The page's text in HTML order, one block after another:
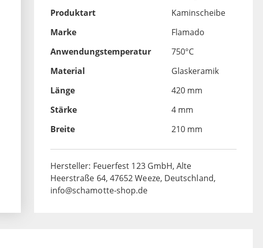
Produktart
Kaminscheibe
Marke
Flamado
Anwendungstemperatur
750°C
Material
Glaskeramik
Länge
420 mm
Stärke
4 mm
Breite
210 mm
Hersteller: Feuerfest 123 GmbH, Alte
Heerstraße 64, 47652 Weeze, Deutschland,
info@schamotte-shop.de